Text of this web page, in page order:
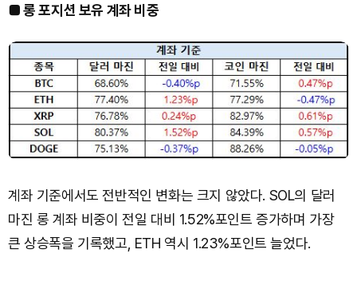
■ 롱 포지션 보유 계좌 비중
계좌 기준에서도 전반적인 변화는 크지 않았다. SOL의 달러
마진 롱 계좌 비중이 전일 대비 1.52%포인트 증가하며 가장
큰 상승폭을 기록했고, ETH 역시 1.23%포인트 늘었다.